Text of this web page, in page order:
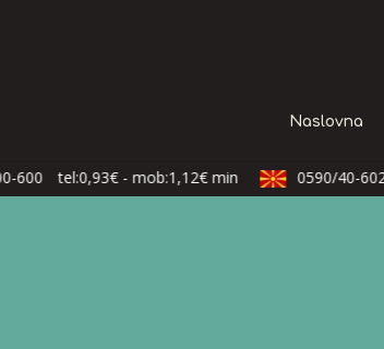
Naslovna
tel:0,93€ - mob:1,12€ min 0590/40-602